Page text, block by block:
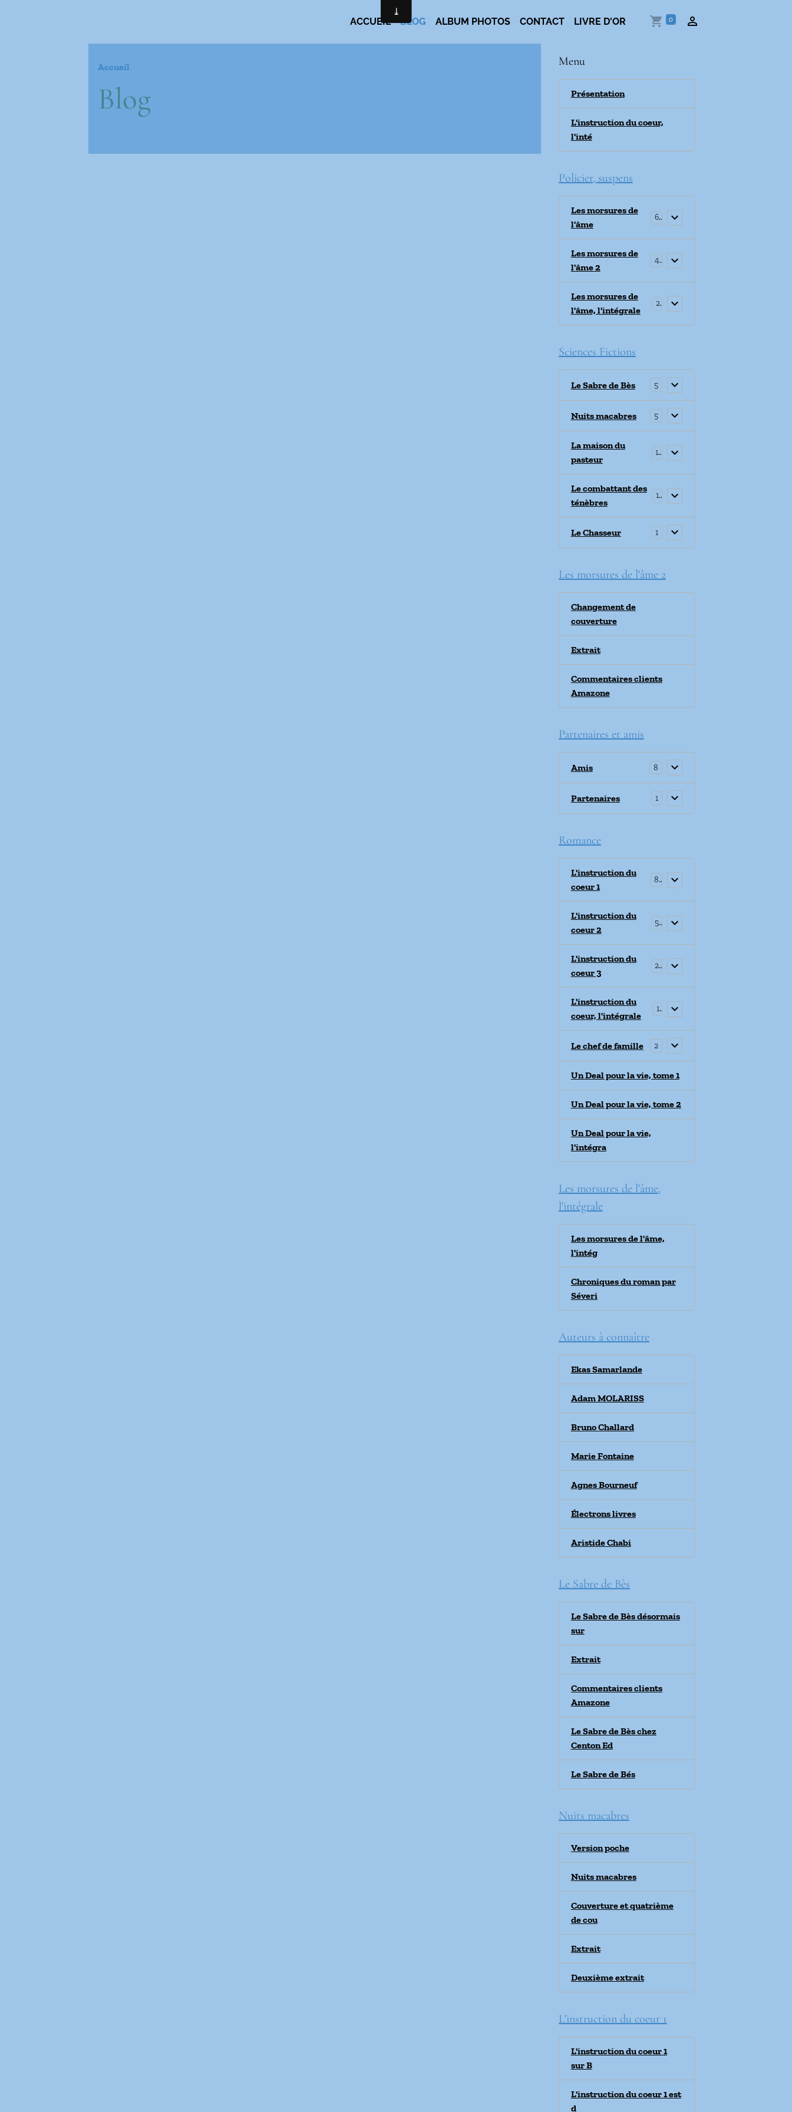
ACCUEIL BLOG ALBUM PHOTOS CONTACT LIVRE D'OR 0
Accueil
Blog
Menu
Présentation
L'instruction du coeur,
l'inté
Policier, suspens
Les morsures de
l'âme
6
Les morsures de
l'âme 2
4
Les morsures de
l'âme, l'intégrale
2
Sciences Fictions
Le Sabre de Bès 5
Nuits macabres 5
La maison du
pasteur
1
Le combattant des
ténèbres
1
Le Chasseur 1
Les morsures de l'âme 2
Changement de
couverture
Extrait
Commentaires clients
Amazone
Partenaires et amis
Amis 8
Partenaires 1
Romance
L'instruction du
coeur 1
8
L'instruction du
coeur 2
5
L'instruction du
coeur 3
2
L'instruction du
coeur, l'intégrale
1
Le chef de famille 2
Un Deal pour la vie, tome 1
Un Deal pour la vie, tome 2
Un Deal pour la vie,
l'intégra
Les morsures de l'âme,
l'intégrale
Les morsures de l'âme,
l'intég
Chroniques du roman par
Séveri
Auteurs à connaître
Ekas Samarlande
Adam MOLARISS
Bruno Challard
Marie Fontaine
Agnes Bourneuf
Électrons livres
Aristide Chabi
Le Sabre de Bès
Le Sabre de Bès désormais
sur
Extrait
Commentaires clients
Amazone
Le Sabre de Bès chez
Centon Ed
Le Sabre de Bés
Nuits macabres
Version poche
Nuits macabres
Couverture et quatrième
de cou
Extrait
Deuxième extrait
L'instruction du coeur 1
L'instruction du coeur 1
sur B
L'instruction du coeur 1 est
d